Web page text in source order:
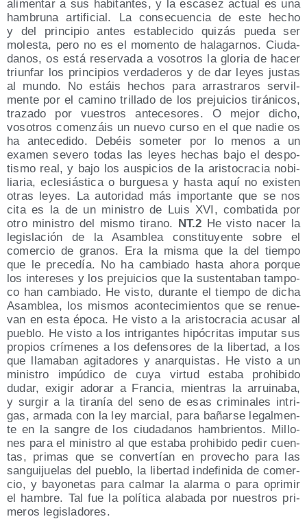
ali­men­tar a sus habi­tan­tes, y la esca­sez actual es una
ham­bru­na arti­fi­cial. La con­se­cuen­cia de este hecho
y del prin­ci­pio antes esta­ble­ci­do qui­zás pue­da ser
moles­ta, pero no es el momen­to de hala­gar­nos. Ciu­da­
da­nos, os está reser­va­da a voso­tros la glo­ria de hacer
triun­far los prin­ci­pios ver­da­de­ros y de dar leyes jus­tas
al mun­do. No estáis hechos para arras­tra­ros ser­vil­
men­te por el camino tri­lla­do de los pre­jui­cios tirá­ni­cos,
tra­za­do por vues­tros ante­ce­so­res. O mejor dicho,
voso­tros comen­záis un nue­vo cur­so en el que nadie os
ha ante­ce­di­do. Debéis some­ter por lo menos a un
examen seve­ro todas las leyes hechas bajo el des­po­
tis­mo real, y bajo los aus­pi­cios de la aris­to­cra­cia nobi­
lia­ria, ecle­siás­ti­ca o bur­gue­sa y has­ta aquí no exis­ten
otras leyes. La auto­ri­dad más impor­tan­te que se nos
cita es la de un minis­tro de Luis XVI, com­ba­ti­da por
otro minis­tro del mis­mo tirano. NT.2 He vis­to nacer la
legis­la­ción de la Asam­blea cons­ti­tu­yen­te sobre el
comer­cio de gra­nos. Era la mis­ma que la del tiem­po
que le pre­ce­día. No ha cam­bia­do has­ta aho­ra por­que
los intere­ses y los pre­jui­cios que la sus­ten­ta­ban tam­po­
co han cam­bia­do. He vis­to, duran­te el tiem­po de dicha
Asam­blea, los mis­mos acon­te­ci­mien­tos que se renue­
van en esta épo­ca. He vis­to a la aris­to­cra­cia acu­sar al
pue­blo. He vis­to a los intri­gan­tes hipó­cri­tas impu­tar sus
pro­pios crí­me­nes a los defen­so­res de la liber­tad, a los
que lla­ma­ban agi­ta­do­res y anar­quis­tas. He vis­to a un
minis­tro impú­di­co de cuya vir­tud esta­ba prohi­bi­do
dudar, exi­gir ado­rar a Fran­cia, mien­tras la arrui­na­ba,
y sur­gir a la tira­nía del seno de esas cri­mi­na­les intri­
gas, arma­da con la ley mar­cial, para bañar­se legal­men­
te en la san­gre de los ciu­da­da­nos ham­brien­tos. Millo­
nes para el minis­tro al que esta­ba prohi­bi­do pedir cuen­
tas, pri­mas que se con­ver­tían en pro­ve­cho para las
san­gui­jue­las del pue­blo, la liber­tad inde­fi­ni­da de comer­
cio, y bayo­ne­tas para cal­mar la alar­ma o para opri­mir
el ham­bre. Tal fue la polí­ti­ca ala­ba­da por nues­tros pri­
me­ros legisladores.